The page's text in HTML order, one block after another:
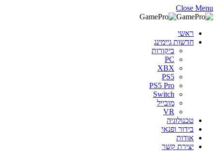
Close Menu
ראשי
חדשות גיימינג
ביקורות
PC
XBX
PS5
PS5 Pro
Switch
מובייל
VR
טכנולוגיה
בידור ופנאי
אודות
יצירת קשר